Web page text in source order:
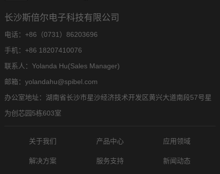
长沙斯倍尔电子科技有限公司
电话：+86（0731）86203696
手机：+86 18207410076
联系人：Yolanda Hu(Sales Manager)
邮箱：yolandahu@spibel.com
办公室地址：湖南省长沙市星沙经济技术开发区黄兴大道南段57号星
为创芯园5栋603室
关于我们 产品中心 应用领域
解决方案 服务支持 新闻动态